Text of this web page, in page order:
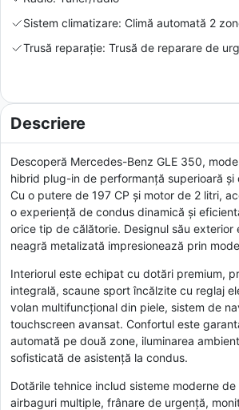
Sistem climatizare: Climă automată 2
Trusă reparație: Trusă de reparare de
Descriere
Descoperă Mercedes-Benz GLE 350,
hibrid plug-in de performanță superioară și
Cu o putere de 197 CP și motor de 2 litri,
o experiență de condus dinamică și
orice tip de călătorie. Designul său exterior
neagră metalizată impresionează prin
Interiorul este echipat cu dotări premium,
integrală, scaune sport încălzite cu reglaj
volan multifuncțional din piele, sistem de
touchscreen avansat. Confortul este
automată pe două zone, iluminarea
sofisticată de asistență la condus.
Dotările tehnice includ sisteme moderne
airbaguri multiple, frânare de urgență,